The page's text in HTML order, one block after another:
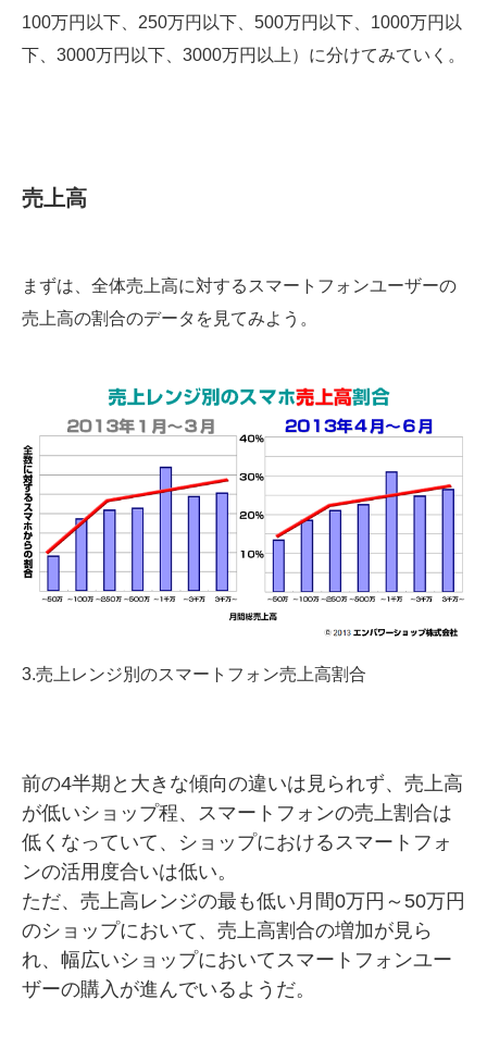
100万円以下、250万円以下、500万円以下、1000万円以
下、3000万円以下、3000万円以上）に分けてみていく。
売上高
まずは、全体売上高に対するスマートフォンユーザーの
売上高の割合のデータを見てみよう。
3.売上レンジ別のスマートフォン売上高割合
前の4半期と大きな傾向の違いは見られず、売上高
が低いショップ程、スマートフォンの売上割合は
低くなっていて、ショップにおけるスマートフォ
ンの活用度合いは低い。
ただ、売上高レンジの最も低い月間0万円～50万円
のショップにおいて、売上高割合の増加が見ら
れ、幅広いショップにおいてスマートフォンユー
ザーの購入が進んでいるようだ。